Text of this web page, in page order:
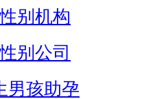
别机构
别公司
男孩助孕